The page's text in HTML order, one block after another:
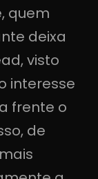
quem
deixa
visto
interesse
frente o
de